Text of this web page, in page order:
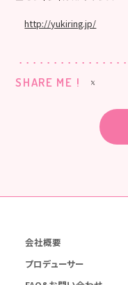
http://yukiring.jp/
SHARE ME !
会社概要
プロデューサー